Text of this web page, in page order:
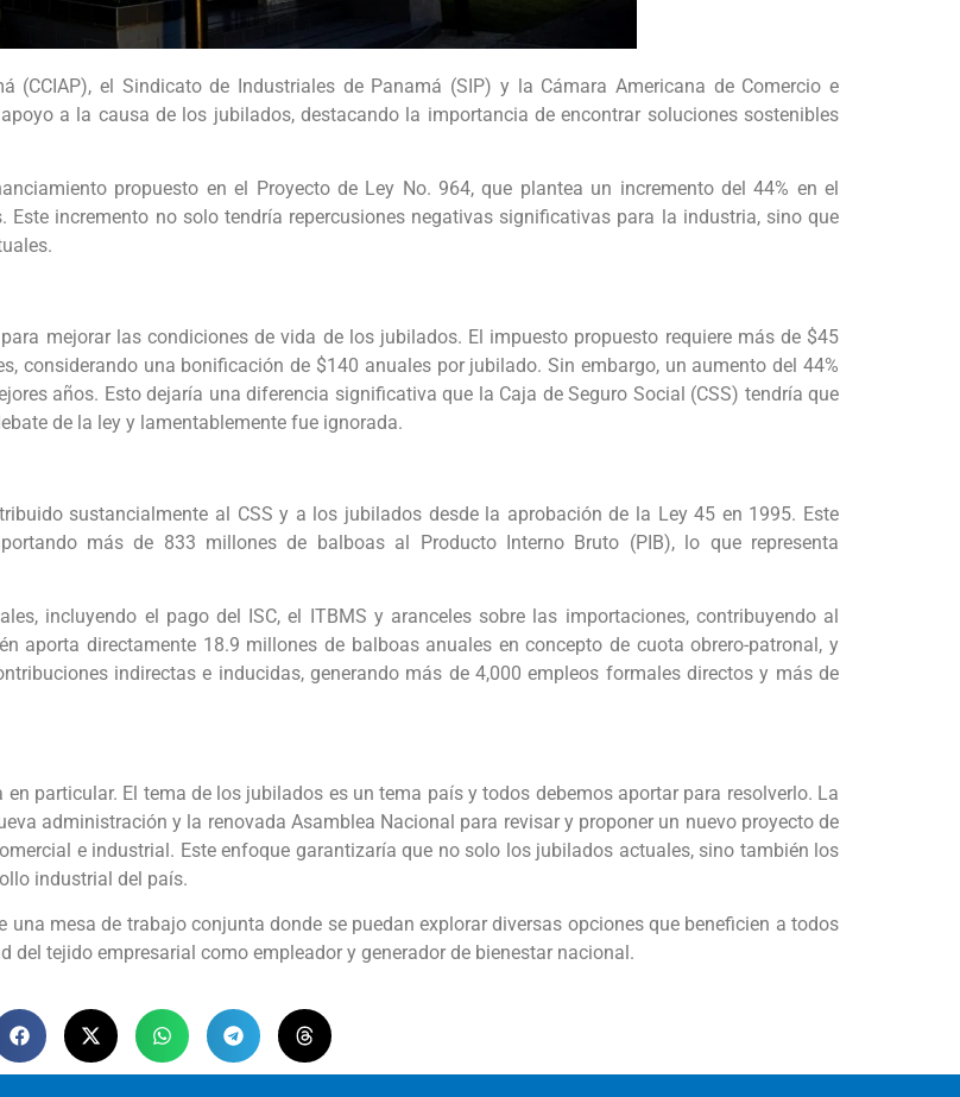
(CCIAP), el Sindicato de Industriales de Panamá (SIP) y la Cámara Americana de Comercio e
a la causa de los jubilados, destacando la importancia de encontrar soluciones sostenibles
propuesto en el Proyecto de Ley No. 964, que plantea un incremento del 44% en el
Este incremento no solo tendría repercusiones negativas significativas para la industria, sino que
mejorar las condiciones de vida de los jubilados. El impuesto propuesto requiere más de $45
considerando una bonificación de $140 anuales por jubilado. Sin embargo, un aumento del 44%
años. Esto dejaría una diferencia significativa que la Caja de Seguro Social (CSS) tendría que
de la ley y lamentablemente fue ignorada.
sustancialmente al CSS y a los jubilados desde la aprobación de la Ley 45 en 1995. Este
más de 833 millones de balboas al Producto Interno Bruto (PIB), lo que representa
incluyendo el pago del ISC, el ITBMS y aranceles sobre las importaciones, contribuyendo al
aporta directamente 18.9 millones de balboas anuales en concepto de cuota obrero-patronal, y
indirectas e inducidas, generando más de 4,000 empleos formales directos y más de
particular. El tema de los jubilados es un tema país y todos debemos aportar para resolverlo. La
administración y la renovada Asamblea Nacional para revisar y proponer un nuevo proyecto de
e industrial. Este enfoque garantizaría que no solo los jubilados actuales, sino también los
industrial del país.
una mesa de trabajo conjunta donde se puedan explorar diversas opciones que beneficien a todos
tejido empresarial como empleador y generador de bienestar nacional.